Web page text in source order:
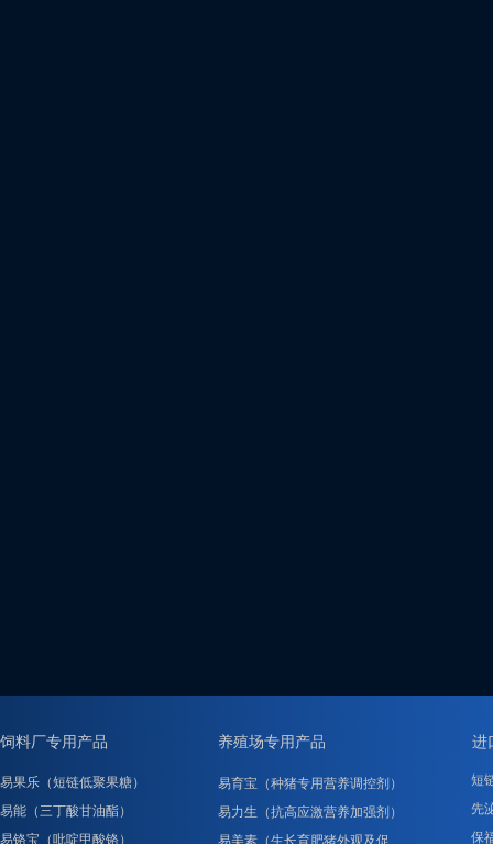
饲料厂专用产品 进
易果乐（短链低聚果糖）
易能（三丁酸甘油酯）
易铬宝（吡啶甲酸铬）
易育宝（种猪专用营养调控剂）
易力生（抗高应激营养加强剂）
易美素（生长育肥猪外观及促……
短
先
保
养殖场专用产品